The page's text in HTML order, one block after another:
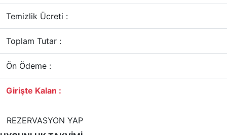
Temizlik Ücreti :
Toplam Tutar :
Ön Ödeme :
Girişte Kalan :
REZERVASYON YAP